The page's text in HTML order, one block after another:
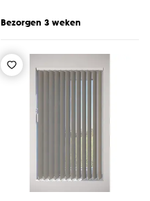
Bezorgen 3 weken